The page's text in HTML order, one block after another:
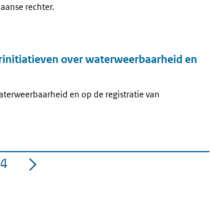
rechter.
over waterweerbaarheid en
en op de registratie van